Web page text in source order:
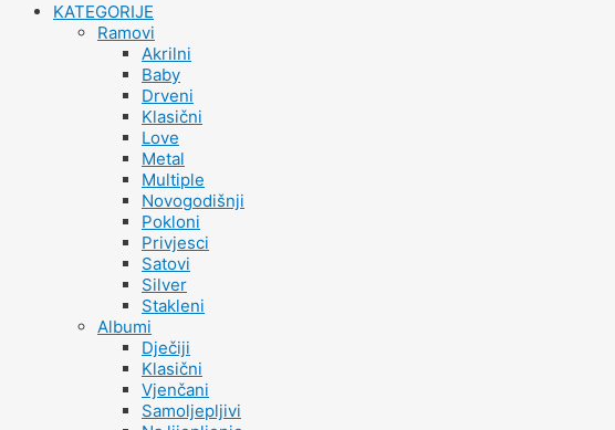
KATEGORIJE
Ramovi
Akrilni
Baby
Drveni
Klasični
Love
Metal
Multiple
Novogodišnji
Pokloni
Privjesci
Satovi
Silver
Stakleni
Albumi
Dječiji
Klasični
Vjenčani
Samoljepljivi